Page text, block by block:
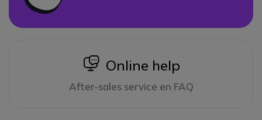
icon
Online help
After-sales service en FAQ